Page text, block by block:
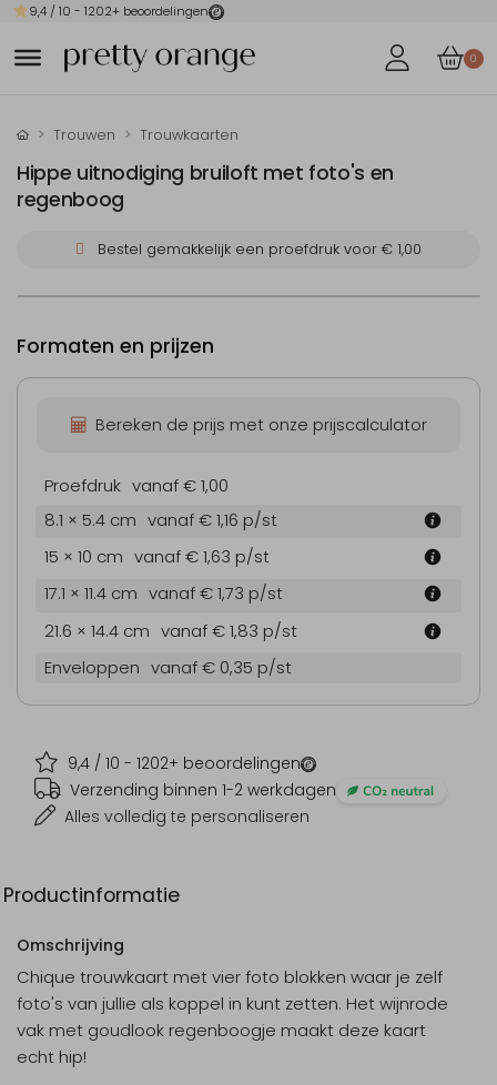
9,4 / 10 - 1202+ beoordelingen
0
Trouwen Trouwkaarten
Hippe uitnodiging bruiloft met foto's en
regenboog
Bestel gemakkelijk een proefdruk voor € 1,00
9,4 / 10 - 1202+ beoordelingen
Verzending binnen 1-2 werkdagen
Alles volledig te personaliseren
Formaten en prijzen
Bereken de prijs met onze prijscalculator
Proefdruk vanaf € 1,00
8.1 × 5.4 cm vanaf € 1,16 p/st
15 × 10 cm vanaf € 1,63 p/st
17.1 × 11.4 cm vanaf € 1,73 p/st
21.6 × 14.4 cm vanaf € 1,83 p/st
Enveloppen vanaf € 0,35 p/st
Productinformatie
Omschrijving
Chique trouwkaart met vier foto blokken waar je zelf
foto's van jullie als koppel in kunt zetten. Het wijnrode
vak met goudlook regenboogje maakt deze kaart
echt hip!